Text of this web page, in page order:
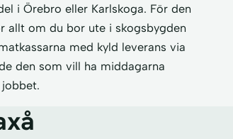
i Örebro eller Karlskoga. För den
allt om du bor ute i skogsbygden
med kyld leverans via
den som vill ha middagarna